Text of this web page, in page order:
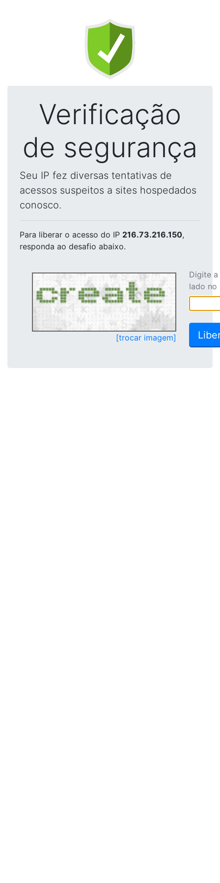
Verificação
de segurança
Seu IP fez diversas tentativas de
acessos suspeitos a sites hospedados
conosco.
Para liberar o acesso do IP 216.73.216.150,
responda ao desafio abaixo.
[trocar imagem]
Digite
lado no